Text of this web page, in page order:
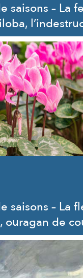
saisons – La
saisons – La
ouragan de